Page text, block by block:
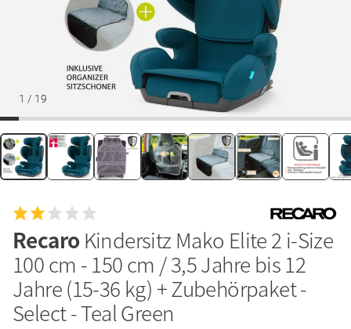
1 / 19
RecaroKindersitz Mako Elite 2 i-Size
100 cm - 150 cm / 3,5 Jahre bis 12
Jahre (15-36 kg) + Zubehörpaket -
Select - Teal Green